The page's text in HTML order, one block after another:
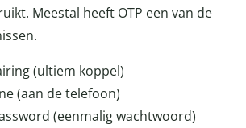
Meestal heeft OTP een van de
(ultiem koppel)
(aan de telefoon)
(eenmalig wachtwoord)